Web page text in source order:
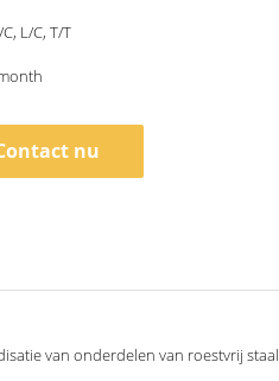
L/C, T/T
nu
van onderdelen van roestvrij